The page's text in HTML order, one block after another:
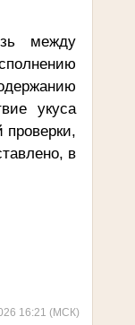
между
укуса
в
16:21 (МСК)